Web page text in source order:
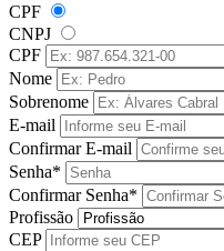
CPF
CNPJ
CPF
Nome
Sobrenome
E-mail
Confirmar E-mail
Senha*
Confirmar Senha*
Profissão
CEP